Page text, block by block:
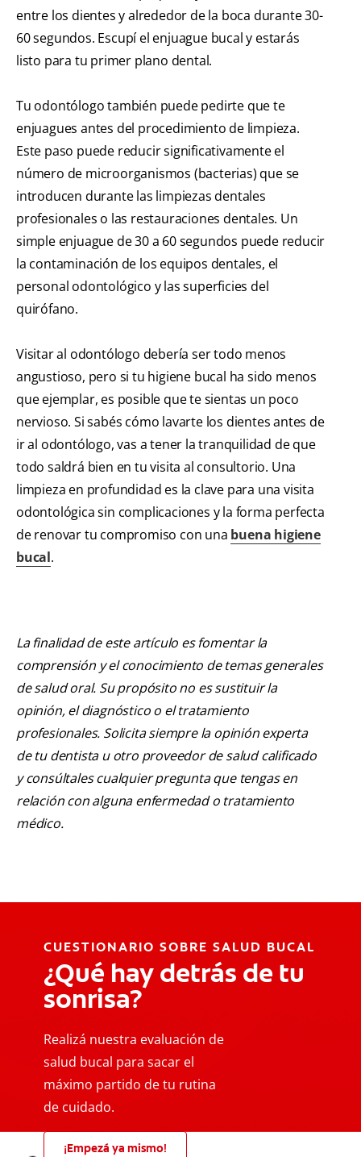
entre los dientes y alrededor de la boca durante 30-
60 segundos. Escupí el enjuague bucal y estarás
listo para tu primer plano dental.
Tu odontólogo también puede pedirte que te
enjuagues antes del procedimiento de limpieza.
Este paso puede reducir significativamente el
número de microorganismos (bacterias) que se
introducen durante las limpiezas dentales
profesionales o las restauraciones dentales. Un
simple enjuague de 30 a 60 segundos puede reducir
la contaminación de los equipos dentales, el
personal odontológico y las superficies del
quirófano.
Visitar al odontólogo debería ser todo menos
angustioso, pero si tu higiene bucal ha sido menos
que ejemplar, es posible que te sientas un poco
nervioso. Si sabés cómo lavarte los dientes antes de
ir al odontólogo, vas a tener la tranquilidad de que
todo saldrá bien en tu visita al consultorio. Una
limpieza en profundidad es la clave para una visita
odontológica sin complicaciones y la forma perfecta
de renovar tu compromiso con una buena higiene
bucal.
La finalidad de este artículo es fomentar la
comprensión y el conocimiento de temas generales
de salud oral. Su propósito no es sustituir la
opinión, el diagnóstico o el tratamiento
profesionales. Solicita siempre la opinión experta
de tu dentista u otro proveedor de salud calificado
y consúltales cualquier pregunta que tengas en
relación con alguna enfermedad o tratamiento
médico.
CUESTIONARIO SOBRE SALUD BUCAL
¿Qué hay detrás de tu
sonrisa?
Realizá nuestra evaluación de
salud bucal para sacar el
máximo partido de tu rutina
de cuidado.
¡Empezá ya mismo!